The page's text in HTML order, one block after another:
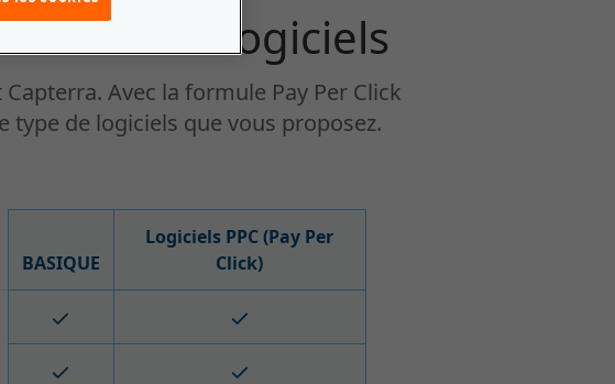
de logiciels
Avec la formule Pay Per Click
type de logiciels que vous proposez.
BASIQUE
Logiciels PPC (Pay Per
Click)